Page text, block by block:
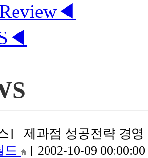
◀
◀
] 제과점 성공전략 경영
드
[ 2002-10-09